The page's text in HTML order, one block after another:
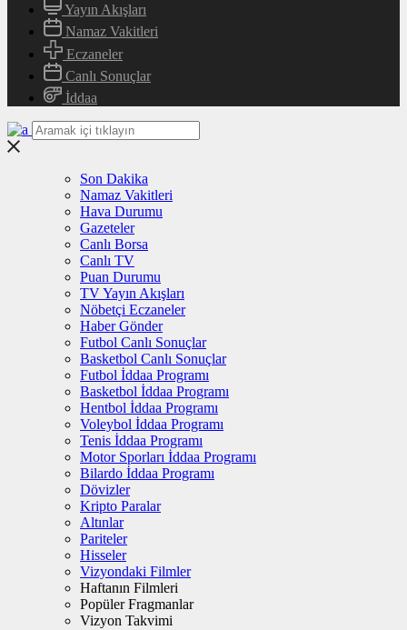
Yayın Akışları
Namaz Vakitleri
Eczaneler
Canlı Sonuçlar
İddaa
Son Dakika
Namaz Vakitleri
Hava Durumu
Gazeteler
Canlı Borsa
Canlı TV
Puan Durumu
TV Yayın Akışları
Nöbetçi Eczaneler
Haber Gönder
Futbol Canlı Sonuçlar
Basketbol Canlı Sonuçlar
Futbol İddaa Programı
Basketbol İddaa Programı
Hentbol İddaa Programı
Voleybol İddaa Programı
Tenis İddaa Programı
Motor Sporları İddaa Programı
Bilardo İddaa Programı
Dövizler
Kripto Paralar
Altınlar
Pariteler
Hisseler
Vizyondaki Filmler
Haftanın Filmleri
Popüler Fragmanlar
Vizyon Takvimi